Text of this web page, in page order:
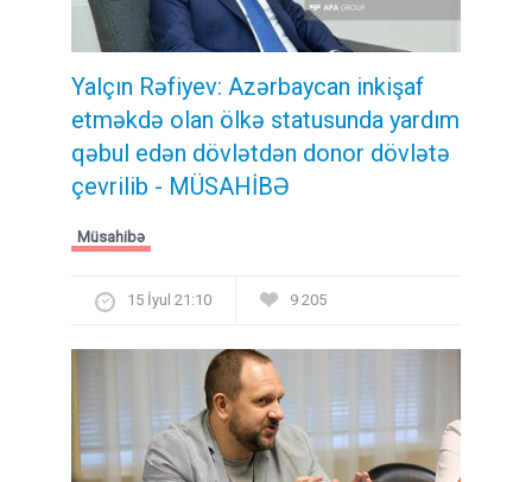
Yalçın Rəfiyev: Azərbaycan inkişaf
etməkdə olan ölkə statusunda yardım
qəbul edən dövlətdən donor dövlətə
çevrilib - MÜSAHİBƏ
Müsahibə
15 İyul 21:10 9 205